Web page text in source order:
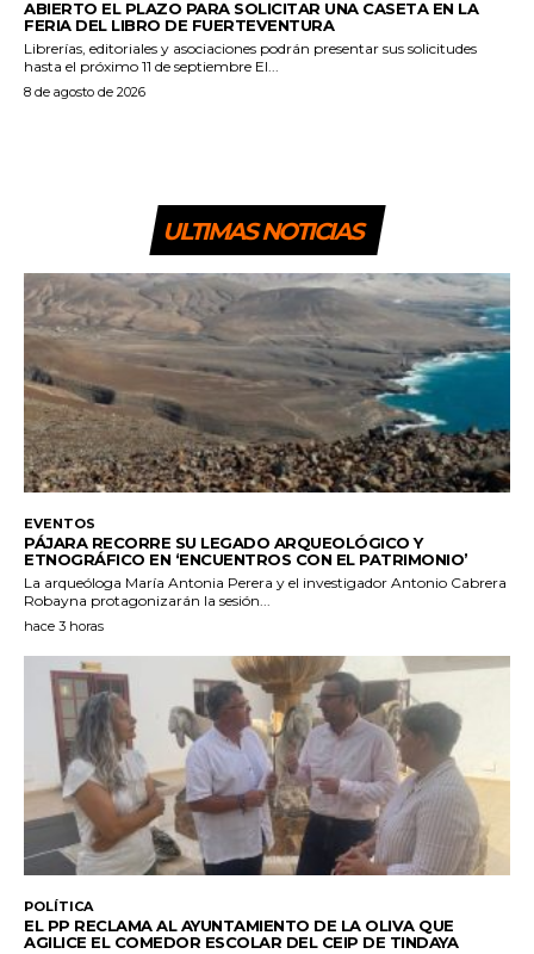
ABIERTO EL PLAZO PARA SOLICITAR UNA CASETA EN LA
FERIA DEL LIBRO DE FUERTEVENTURA
Librerías, editoriales y asociaciones podrán presentar sus solicitudes
hasta el próximo 11 de septiembre El...
8 de agosto de 2026
ULTIMAS NOTICIAS
EVENTOS
PÁJARA RECORRE SU LEGADO ARQUEOLÓGICO Y
ETNOGRÁFICO EN ‘ENCUENTROS CON EL PATRIMONIO’
La arqueóloga María Antonia Perera y el investigador Antonio Cabrera
Robayna protagonizarán la sesión...
hace 3 horas
POLÍTICA
EL PP RECLAMA AL AYUNTAMIENTO DE LA OLIVA QUE
AGILICE EL COMEDOR ESCOLAR DEL CEIP DE TINDAYA